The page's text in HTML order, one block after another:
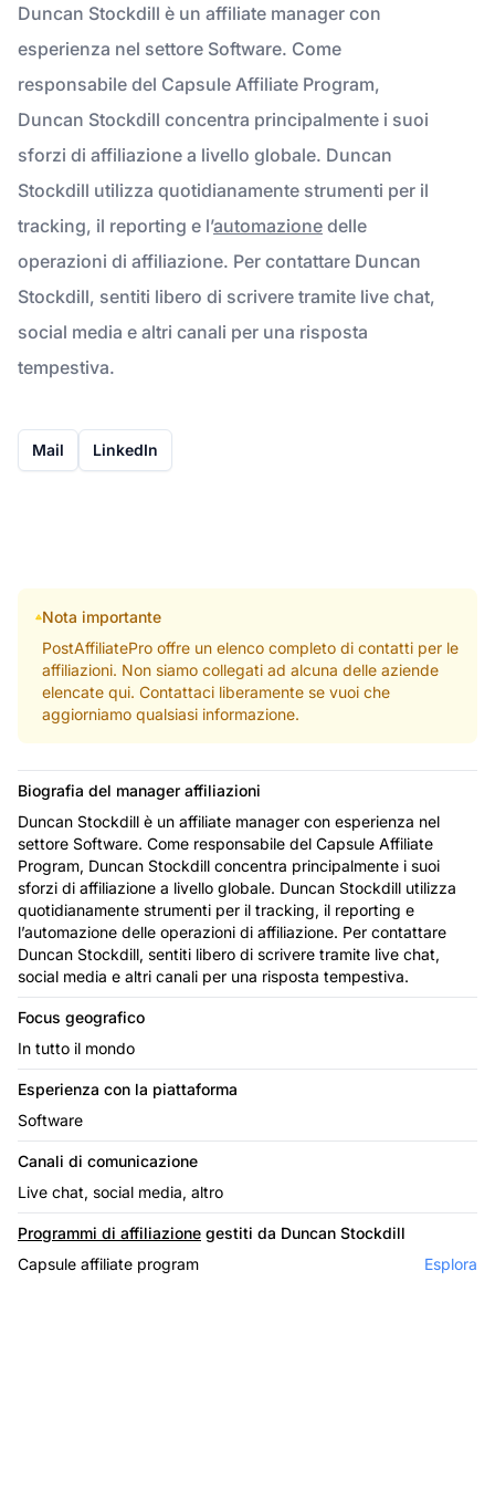
Duncan Stockdill è un affiliate manager con
esperienza nel settore Software. Come
responsabile del Capsule Affiliate Program,
Duncan Stockdill concentra principalmente i suoi
sforzi di affiliazione a livello globale. Duncan
Stockdill utilizza quotidianamente strumenti per il
tracking, il reporting e l’automazione delle
operazioni di affiliazione. Per contattare Duncan
Stockdill, sentiti libero di scrivere tramite live chat,
social media e altri canali per una risposta
tempestiva.
Mail LinkedIn
Nota importante
PostAffiliatePro offre un elenco completo di contatti per le
affiliazioni. Non siamo collegati ad alcuna delle aziende
elencate qui. Contattaci liberamente se vuoi che
aggiorniamo qualsiasi informazione.
Biografia del manager affiliazioni
Duncan Stockdill è un affiliate manager con esperienza nel
settore Software. Come responsabile del Capsule Affiliate
Program, Duncan Stockdill concentra principalmente i suoi
sforzi di affiliazione a livello globale. Duncan Stockdill utilizza
quotidianamente strumenti per il tracking, il reporting e
l’automazione delle operazioni di affiliazione. Per contattare
Duncan Stockdill, sentiti libero di scrivere tramite live chat,
social media e altri canali per una risposta tempestiva.
Focus geografico
In tutto il mondo
Esperienza con la piattaforma
Software
Canali di comunicazione
Live chat, social media, altro
Programmi di affiliazione gestiti da Duncan Stockdill
Capsule affiliate program
Esplora